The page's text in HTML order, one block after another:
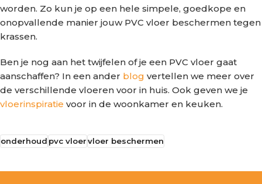
worden. Zo kun je op een hele simpele, goedkope en
onopvallende manier jouw PVC vloer beschermen tegen
krassen.
Ben je nog aan het twijfelen of je een PVC vloer gaat
aanschaffen? In een ander blog vertellen we meer over
de verschillende vloeren voor in huis. Ook geven we je
vloerinspiratie voor in de woonkamer en keuken.
onderhoudpvc vloervloer beschermen